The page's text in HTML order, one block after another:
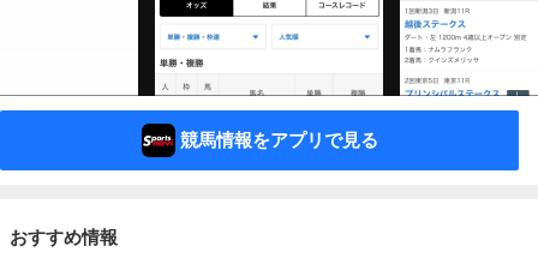
競馬情報をアプリで見る
おすすめ情報